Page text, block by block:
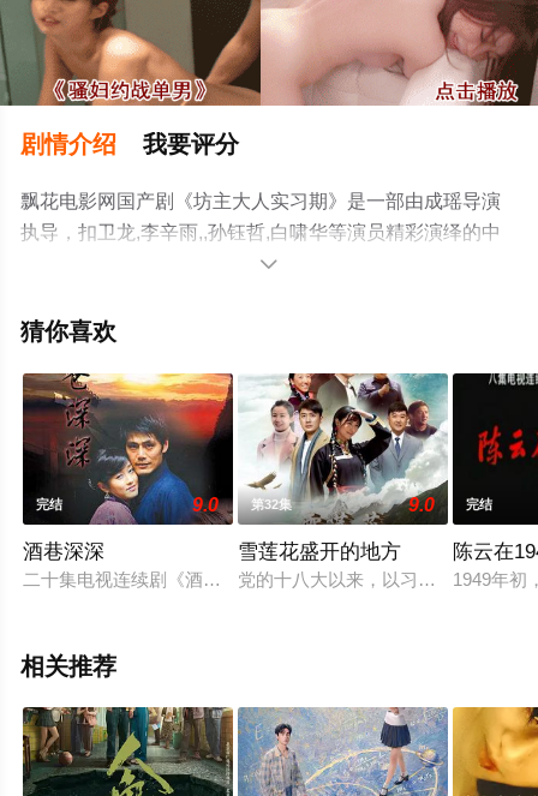
剧情介绍 我要评分
飘花电影网国产剧《坊主大人实习期》是一部由成瑶导演
执导，扣卫龙,李辛雨,,孙钰哲,白啸华等演员精彩演绎的中
国大陆电视剧，手机免费观看高清无删减完整版电视剧全
视猫或剧情网等平台了解。

猜你喜欢
完结 9.0
酒巷深深
二十集电视连续剧《酒巷深深》，讲述的是民国初年，四川省
第32集 9.0
雪莲花盛开的地方
党的十八大以来，以习近平同志为总
完结
陈云在
1949年初
相关推荐